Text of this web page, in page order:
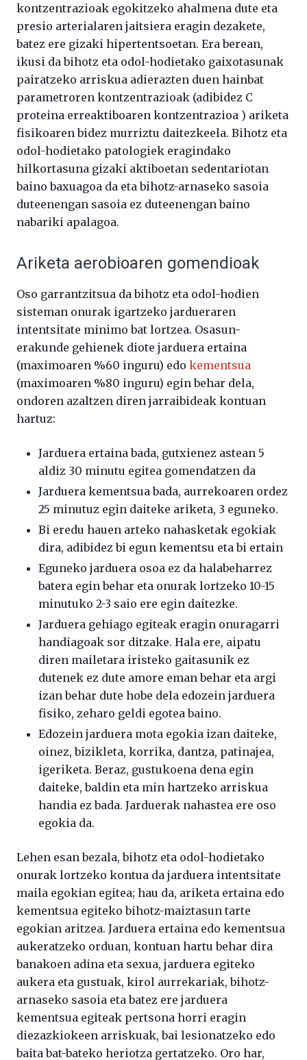
kontzentrazioak egokitzeko ahalmena dute eta
presio arterialaren jaitsiera eragin dezakete,
batez ere gizaki hipertentsoetan. Era berean,
ikusi da bihotz eta odol-hodietako gaixotasunak
pairatzeko arriskua adierazten duen hainbat
parametroren kontzentrazioak (adibidez C
proteina erreaktiboaren kontzentrazioa ) ariketa
fisikoaren bidez murriztu daitezkeela. Bihotz eta
odol-hodietako patologiek eragindako
hilkortasuna gizaki aktiboetan sedentariotan
baino baxuagoa da eta bihotz-arnaseko sasoia
duteenengan sasoia ez duteenengan baino
nabariki apalagoa.
Ariketa aerobioaren gomendioak
Oso garrantzitsua da bihotz eta odol-hodien
sisteman onurak igartzeko jardueraren
intentsitate minimo bat lortzea. Osasun-
erakunde gehienek diote jarduera ertaina
(maximoaren %60 inguru) edo kementsua
(maximoaren %80 inguru) egin behar dela,
ondoren azaltzen diren jarraibideak kontuan
hartuz:
Jarduera ertaina bada, gutxienez astean 5
aldiz 30 minutu egitea gomendatzen da
Jarduera kementsua bada, aurrekoaren ordez
25 minutuz egin daiteke ariketa, 3 eguneko.
Bi eredu hauen arteko nahasketak egokiak
dira, adibidez bi egun kementsu eta bi ertain
Eguneko jarduera osoa ez da halabeharrez
batera egin behar eta onurak lortzeko 10-15
minutuko 2-3 saio ere egin daitezke.
Jarduera gehiago egiteak eragin onuragarri
handiagoak sor ditzake. Hala ere, aipatu
diren mailetara iristeko gaitasunik ez
dutenek ez dute amore eman behar eta argi
izan behar dute hobe dela edozein jarduera
fisiko, zeharo geldi egotea baino.
Edozein jarduera mota egokia izan daiteke,
oinez, bizikleta, korrika, dantza, patinajea,
igeriketa. Beraz, gustukoena dena egin
daiteke, baldin eta min hartzeko arriskua
handia ez bada. Jarduerak nahastea ere oso
egokia da.
Lehen esan bezala, bihotz eta odol-hodietako
onurak lortzeko kontua da jarduera intentsitate
maila egokian egitea; hau da, ariketa ertaina edo
kementsua egiteko bihotz-maiztasun tarte
egokian aritzea. Jarduera ertaina edo kementsua
aukeratzeko orduan, kontuan hartu behar dira
banakoen adina eta sexua, jarduera egiteko
aukera eta gustuak, kirol aurrekariak, bihotz-
arnaseko sasoia eta batez ere jarduera
kementsua egiteak pertsona horri eragin
diezazkiokeen arriskuak, bai lesionatzeko edo
baita bat-bateko heriotza gertatzeko. Oro har,